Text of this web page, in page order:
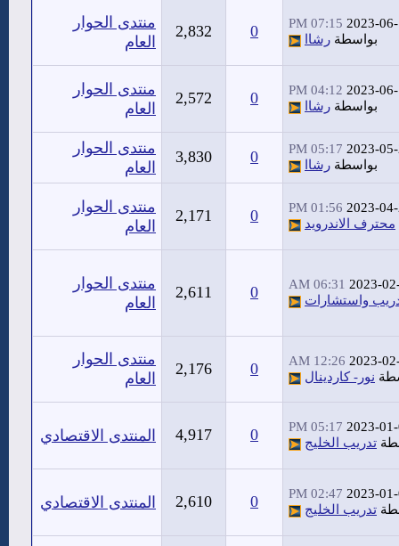
2023-
07:15 PM
بواسطة رشاا 0
2,832
منتدى الحوار
العام
2023-
04:12 PM
بواسطة رشاا 0
2,572
منتدى الحوار
العام
2023-
05:17 PM
بواسطة رشاا 0
3,830
منتدى الحوار
العام
2023-
01:56 PM
محترف الاندرويد 0
2,171
منتدى الحوار
العام
2023-
06:31 AM
واستشارات
0
2,611
منتدى الحوار
العام
2023-
12:26 AM
نور- كاردينال 0
2,176
منتدى الحوار
العام
2023-
05:17 PM
تدريب الخليج 0
4,917 المنتدى الاقتصادي
2023-
02:47 PM
تدريب الخليج 0
2,610 المنتدى الاقتصادي